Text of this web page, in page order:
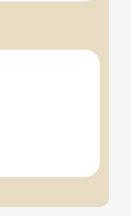
personál. Mohu